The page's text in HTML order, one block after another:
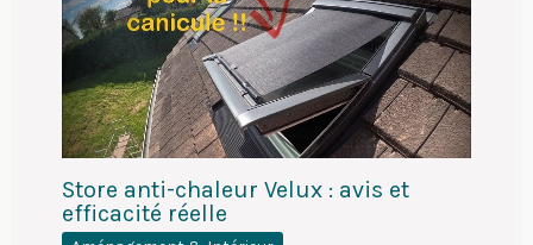
Store anti-chaleur Velux : avis et
efficacité réelle